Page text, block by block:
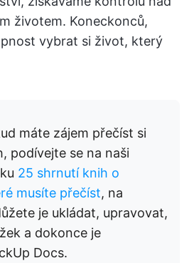
životem. Koneckonců,
vybrat si život, který
máte zájem přečíst si
podívejte se na naši
25 shrnutí knih o
musíte přečíst, na
je ukládat, upravovat,
a dokonce je
Docs.